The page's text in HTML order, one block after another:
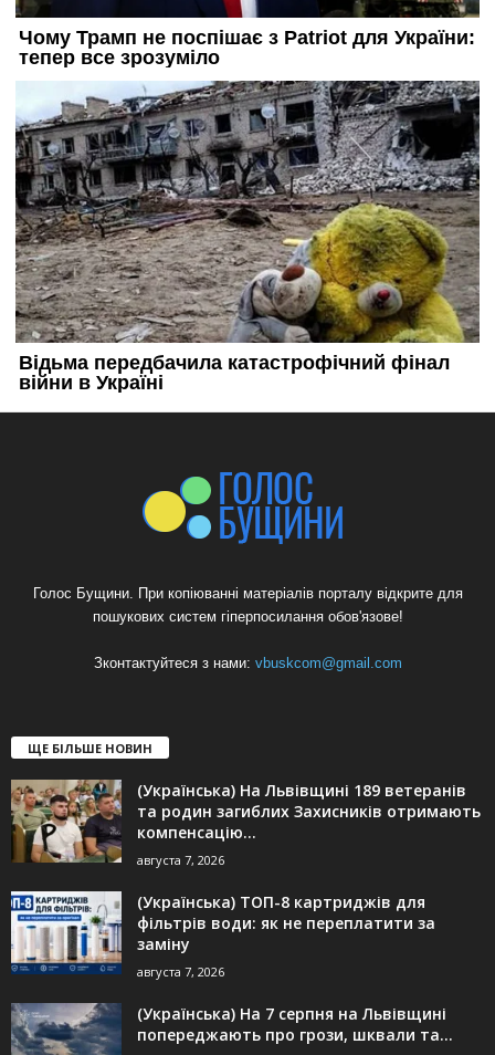
Голос Бущини. При копіюванні матеріалів порталу відкрите для
пошукових систем гіперпосилання обов'язове!
Зконтактуйтеся з нами: vbuskcom@gmail.com
ЩЕ БІЛЬШЕ НОВИН
(Українська) На Львівщині 189 ветеранів
та родин загиблих Захисників отримають
компенсацію...
августа 7, 2026
(Українська) ТОП-8 картриджів для
фільтрів води: як не переплатити за
заміну
августа 7, 2026
(Українська) На 7 серпня на Львівщині
попереджають про грози, шквали та...